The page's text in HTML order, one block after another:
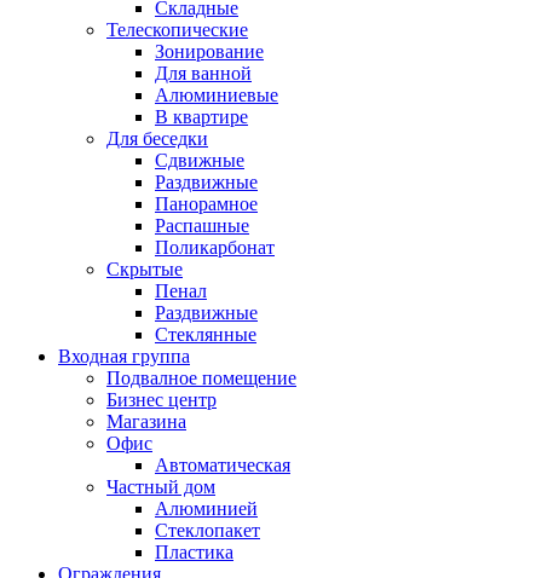
Складные
Телескопические
Зонирование
Для ванной
Алюминиевые
В квартире
Для беседки
Сдвижные
Раздвижные
Панорамное
Распашные
Поликарбонат
Скрытые
Пенал
Раздвижные
Стеклянные
Входная группа
Подвалное помещение
Бизнес центр
Магазина
Офис
Автоматическая
Частный дом
Алюминией
Стеклопакет
Пластика
Ограждения